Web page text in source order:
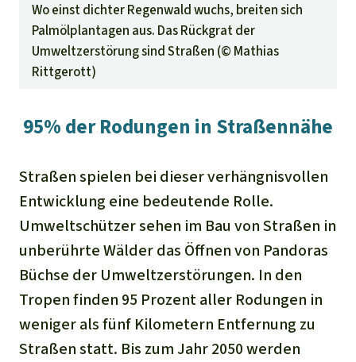
Wo einst dichter Regenwald wuchs, breiten sich
Palmölplantagen aus. Das Rückgrat der
Umweltzerstörung sind Straßen (© Mathias
Rittgerott)
95% der Rodungen in Straßennähe
Straßen spielen bei dieser verhängnisvollen
Entwicklung eine bedeutende Rolle.
Umweltschützer sehen im Bau von Straßen in
unberührte Wälder das Öffnen von Pandoras
Büchse der Umweltzerstörungen. In den
Tropen finden 95 Prozent aller Rodungen in
weniger als fünf Kilometern Entfernung zu
Straßen statt. Bis zum Jahr 2050 werden